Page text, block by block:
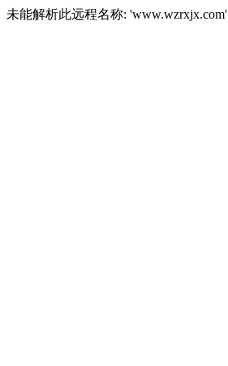
未能解析此远程名称: 'www.wzrxjx.com'